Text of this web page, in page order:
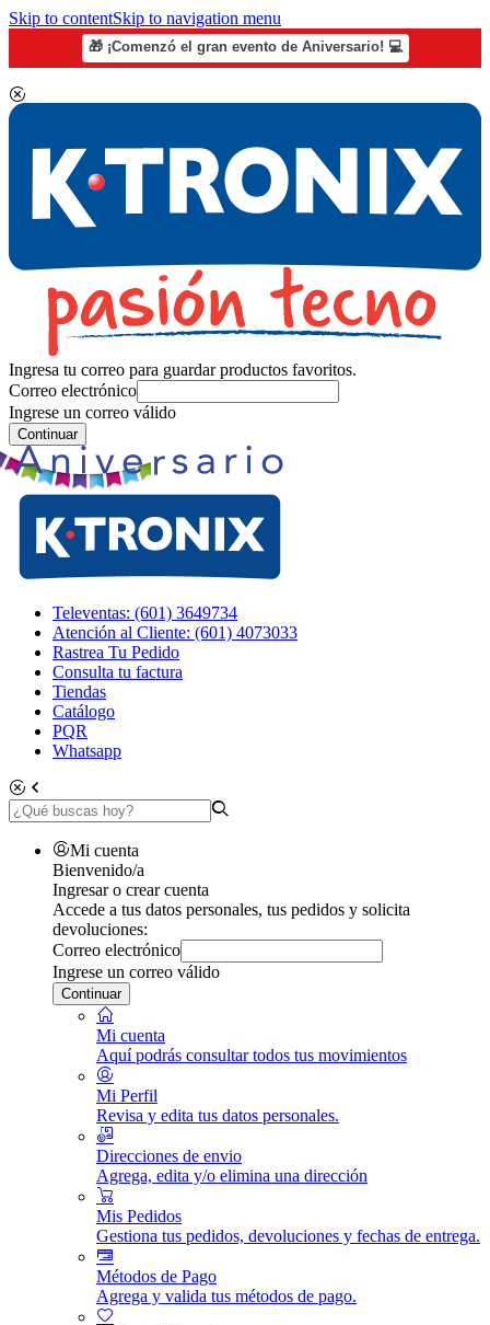
Skip to contentSkip to navigation menu
🎁 ¡Comenzó el gran evento de Aniversario! 💻
Ingresa tu correo para guardar productos favoritos.
Correo electrónico
Ingrese un correo válido
Continuar
Televentas: (601) 3649734
Atención al Cliente: (601) 4073033
Rastrea Tu Pedido
Consulta tu factura
Tiendas
Catálogo
PQR
Whatsapp
Mi cuenta
Bienvenido/a
Ingresar o crear cuenta
Accede a tus datos personales, tus pedidos y solicita
devoluciones:
Correo electrónico
Ingrese un correo válido
Continuar
Mi cuenta
Aquí podrás consultar todos tus movimientos
Mi Perfil
Revisa y edita tus datos personales.
Direcciones de envio
Agrega, edita y/o elimina una dirección
Mis Pedidos
Gestiona tus pedidos, devoluciones y fechas de entrega.
Métodos de Pago
Agrega y valida tus métodos de pago.